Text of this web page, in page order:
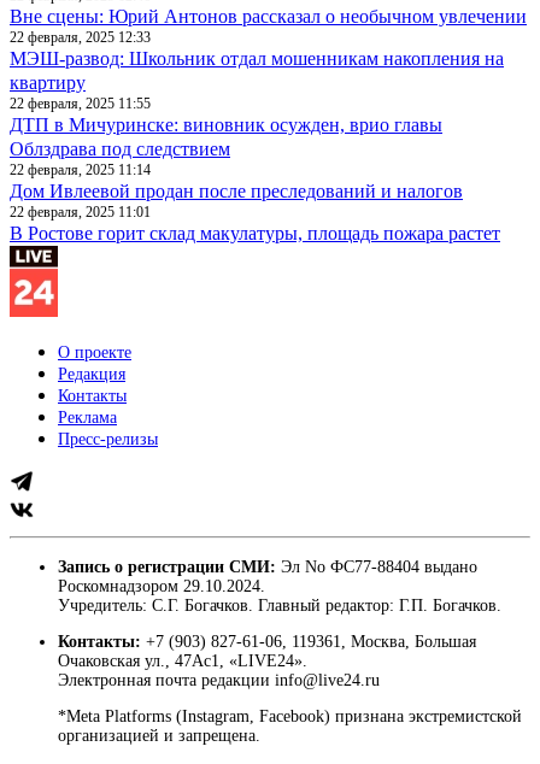
Вне сцены: Юрий Антонов рассказал о необычном увлечении
22 февраля, 2025 12:33
МЭШ-развод: Школьник отдал мошенникам накопления на
квартиру
22 февраля, 2025 11:55
ДТП в Мичуринске: виновник осужден, врио главы
Облздрава под следствием
22 февраля, 2025 11:14
Дом Ивлеевой продан после преследований и налогов
22 февраля, 2025 11:01
В Ростове горит склад макулатуры, площадь пожара растет
О проекте
Редакция
Контакты
Реклама
Пресс-релизы
Запись о регистрации СМИ: Эл No ФС77-88404 выдано
Роскомнадзором 29.10.2024.
Учредитель: С.Г. Богачков. Главный редактор: Г.П. Богачков.
Контакты: +7 (903) 827-61-06, 119361, Москва, Большая
Очаковская ул., 47Ас1, «LIVE24».
Электронная почта редакции info@live24.ru
*Meta Platforms (Instagram, Facebook) признана экстремистской
организацией и запрещена.